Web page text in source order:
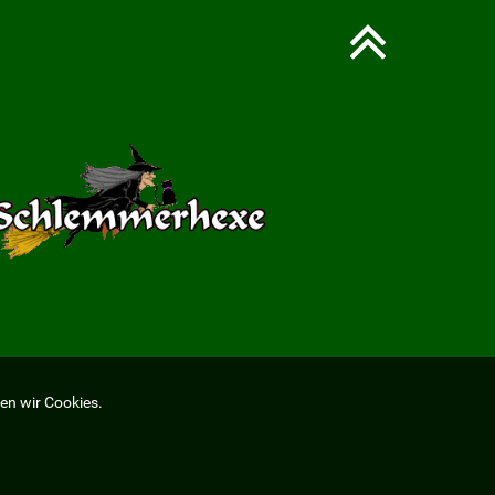
wir Cookies.